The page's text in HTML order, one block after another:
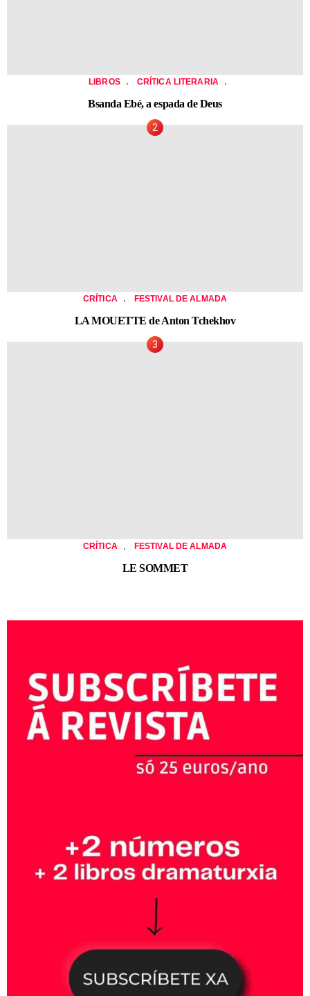
LIBROS , CRÍTICA LITERARIA ,
Bsanda Ebé, a espada de Deus
CRÍTICA , FESTIVAL DE ALMADA
LA MOUETTE de Anton Tchekhov
CRÍTICA FESTIVAL DE ALMADA
LE SOMMET